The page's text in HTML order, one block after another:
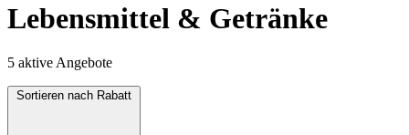
Lebensmittel & Getränke
5 aktive Angebote
Sortieren nach Rabatt